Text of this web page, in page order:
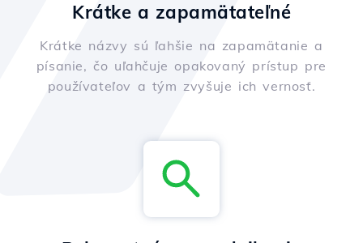
Krátke a zapamätateľné
Krátke názvy sú ľahšie na zapamätanie a
písanie, čo uľahčuje opakovaný prístup pre
používateľov a tým zvyšuje ich vernosť.